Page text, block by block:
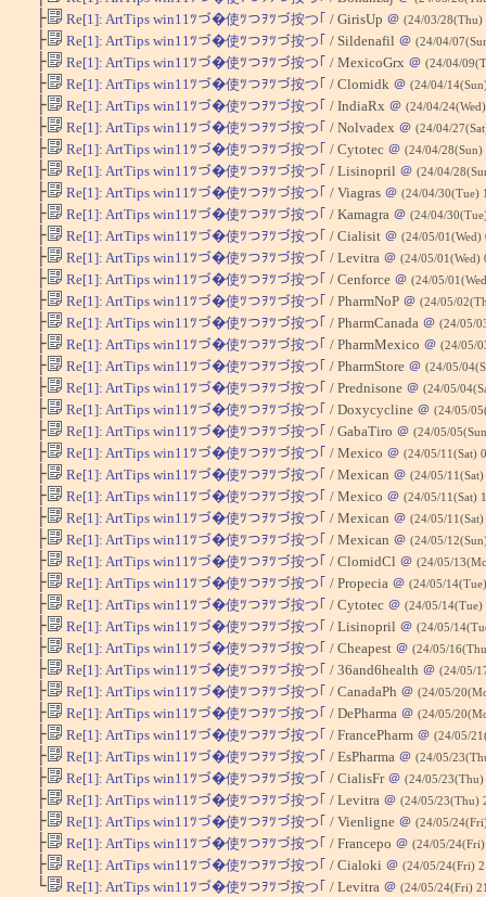
├ Re[1]: ArtTips win11ﾂづ�使ﾂつｦﾂづ按つ｢ / GirisUp ＠ (24/03/
├ Re[1]: ArtTips win11ﾂづ�使ﾂつｦﾂづ按つ｢ / Sildenafil ＠ (24/04/
├ Re[1]: ArtTips win11ﾂづ�使ﾂつｦﾂづ按つ｢ / MexicoGrx ＠ (24/04/
├ Re[1]: ArtTips win11ﾂづ�使ﾂつｦﾂづ按つ｢ / Clomidk ＠ (24/04/
├ Re[1]: ArtTips win11ﾂづ�使ﾂつｦﾂづ按つ｢ / IndiaRx ＠ (24/04/
├ Re[1]: ArtTips win11ﾂづ�使ﾂつｦﾂづ按つ｢ / Nolvadex ＠ (24/04/
├ Re[1]: ArtTips win11ﾂづ�使ﾂつｦﾂづ按つ｢ / Cytotec ＠ (24/04/
├ Re[1]: ArtTips win11ﾂづ�使ﾂつｦﾂづ按つ｢ / Lisinopril ＠ (24/04/
├ Re[1]: ArtTips win11ﾂづ�使ﾂつｦﾂづ按つ｢ / Viagras ＠ (24/04/30(Tue)
├ Re[1]: ArtTips win11ﾂづ�使ﾂつｦﾂづ按つ｢ / Kamagra ＠ (24/04/
├ Re[1]: ArtTips win11ﾂづ�使ﾂつｦﾂづ按つ｢ / Cialisit ＠ (24/05/
├ Re[1]: ArtTips win11ﾂづ�使ﾂつｦﾂづ按つ｢ / Levitra ＠ (24/05/01(Wed)
├ Re[1]: ArtTips win11ﾂづ�使ﾂつｦﾂづ按つ｢ / Cenforce ＠ (24/05/
├ Re[1]: ArtTips win11ﾂづ�使ﾂつｦﾂづ按つ｢ / PharmNoP ＠ (24/05/
├ Re[1]: ArtTips win11ﾂづ�使ﾂつｦﾂづ按つ｢ / PharmCanada ＠ (24/05/
├ Re[1]: ArtTips win11ﾂづ�使ﾂつｦﾂづ按つ｢ / PharmMexico ＠ (24/05/
├ Re[1]: ArtTips win11ﾂづ�使ﾂつｦﾂづ按つ｢ / PharmStore ＠ (24/05/
├ Re[1]: ArtTips win11ﾂづ�使ﾂつｦﾂづ按つ｢ / Prednisone ＠ (24/05/
├ Re[1]: ArtTips win11ﾂづ�使ﾂつｦﾂづ按つ｢ / Doxycycline ＠ (24/05/
├ Re[1]: ArtTips win11ﾂづ�使ﾂつｦﾂづ按つ｢ / GabaTiro ＠ (24/05/
├ Re[1]: ArtTips win11ﾂづ�使ﾂつｦﾂづ按つ｢ / Mexico ＠ (24/05/11(Sat)
├ Re[1]: ArtTips win11ﾂづ�使ﾂつｦﾂづ按つ｢ / Mexican ＠ (24/05/
├ Re[1]: ArtTips win11ﾂづ�使ﾂつｦﾂづ按つ｢ / Mexico ＠ (24/05/11(Sat)
├ Re[1]: ArtTips win11ﾂづ�使ﾂつｦﾂづ按つ｢ / Mexican ＠ (24/05/
├ Re[1]: ArtTips win11ﾂづ�使ﾂつｦﾂづ按つ｢ / Mexican ＠ (24/05/
├ Re[1]: ArtTips win11ﾂづ�使ﾂつｦﾂづ按つ｢ / ClomidCl ＠ (24/05/
├ Re[1]: ArtTips win11ﾂづ�使ﾂつｦﾂづ按つ｢ / Propecia ＠ (24/05/
├ Re[1]: ArtTips win11ﾂづ�使ﾂつｦﾂづ按つ｢ / Cytotec ＠ (24/05/
├ Re[1]: ArtTips win11ﾂづ�使ﾂつｦﾂづ按つ｢ / Lisinopril ＠ (24/05/
├ Re[1]: ArtTips win11ﾂづ�使ﾂつｦﾂづ按つ｢ / Cheapest ＠ (24/05/
├ Re[1]: ArtTips win11ﾂづ�使ﾂつｦﾂづ按つ｢ / 36and6health ＠ (24/05/
├ Re[1]: ArtTips win11ﾂづ�使ﾂつｦﾂづ按つ｢ / CanadaPh ＠ (24/05/
├ Re[1]: ArtTips win11ﾂづ�使ﾂつｦﾂづ按つ｢ / DePharma ＠ (24/05/
├ Re[1]: ArtTips win11ﾂづ�使ﾂつｦﾂづ按つ｢ / FrancePharm ＠ (24/05/
├ Re[1]: ArtTips win11ﾂづ�使ﾂつｦﾂづ按つ｢ / EsPharma ＠ (24/05/
├ Re[1]: ArtTips win11ﾂづ�使ﾂつｦﾂづ按つ｢ / CialisFr ＠ (24/05/
├ Re[1]: ArtTips win11ﾂづ�使ﾂつｦﾂづ按つ｢ / Levitra ＠ (24/05/23(Thu)
├ Re[1]: ArtTips win11ﾂづ�使ﾂつｦﾂづ按つ｢ / Vienligne ＠ (24/05/
├ Re[1]: ArtTips win11ﾂづ�使ﾂつｦﾂづ按つ｢ / Francepo ＠ (24/05/
├ Re[1]: ArtTips win11ﾂづ�使ﾂつｦﾂづ按つ｢ / Cialoki ＠ (24/05/24(Fri)
└ Re[1]: ArtTips win11ﾂづ�使ﾂつｦﾂづ按つ｢ / Levitra ＠ (24/05/24(Fri)